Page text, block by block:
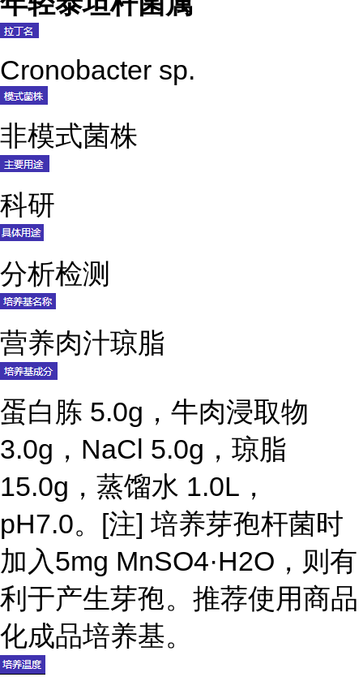
Cronobacter sp.
非模式菌株
科研
分析检测
营养肉汁琼脂
蛋白胨 5.0g，牛肉浸取物
3.0g，NaCl 5.0g，琼脂
15.0g，蒸馏水 1.0L，
pH7.0。[注] 培养芽孢杆菌时
加入5mg MnSO4·H2O，则有
利于产生芽孢。推荐使用商品
化成品培养基。